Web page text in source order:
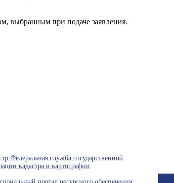
выбранным при подаче заявления.
Федеральная служба государственной
кадастра и картографии